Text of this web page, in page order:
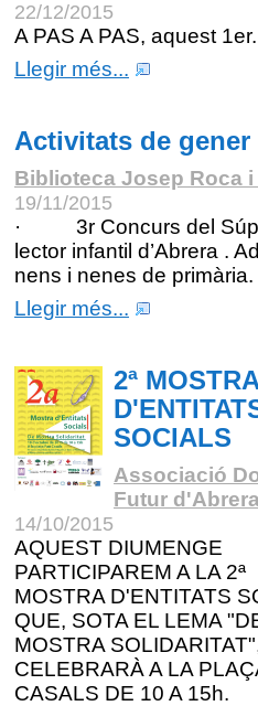
22/12/2015
A PAS A PAS, aquest 1er.
Llegir més...
Activitats de gener
Biblioteca Josep Roca
19/11/2015
· 3r Concurs del
lector infantil d’Abrera .
nens i nenes de primària.
Llegir més...
2ª MOSTRA
SOCIALS
Associació
Futur
14/10/2015
AQUEST DIUMENGE
PARTICIPAREM A LA 2ª
MOSTRA D'ENTITATS
QUE, SOTA EL LEMA
MOSTRA
CELEBRARÀ A LA
CASALS DE 10 A 15h.